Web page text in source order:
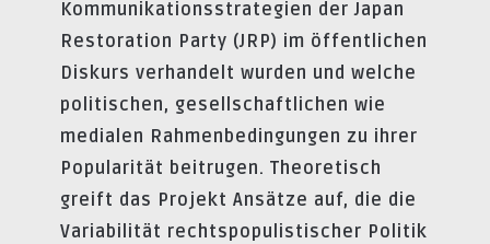
Kommunikationsstrategien der Japan
Restoration Party (JRP) im öffentlichen
Diskurs verhandelt wurden und welche
politischen, gesellschaftlichen wie
medialen Rahmenbedingungen zu ihrer
Popularität beitrugen. Theoretisch
greift das Projekt Ansätze auf, die die
Variabilität rechtspopulistischer Politik